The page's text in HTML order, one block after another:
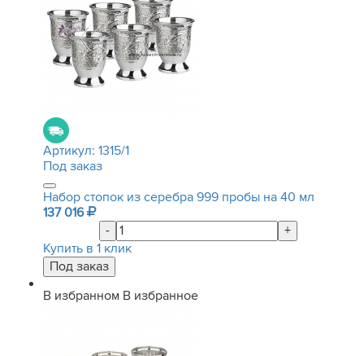
Артикул: 1315/1
Под заказ
Набор стопок из серебра 999 пробы на 40 мл
137 016
-
+
Купить в 1 клик
В избранном В избранное